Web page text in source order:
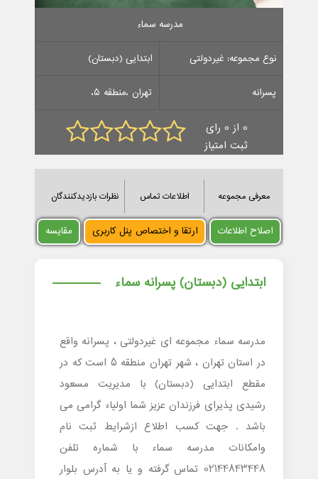
مدرسه سماء
نوع مجموعه: غیردولتی ابتدایی (دبستان)
پسرانه تهران ،منطقه 5،
0 از 0 رای
ثبت امتیاز
معرفی مجموعه اطلاعات تماس نظرات بازدیدکنندگان
اصلاح اطلاعات ارتقا و اختصاص پنل کاربری مقایسه
ابتدایی (دبستان) پسرانه سماء
مدرسه سماء مجموعه ای غیردولتی ، پسرانه واقع
در استان تهران ، شهر تهران منطقه 5 است که در
مقطع ابتدایی (دبستان) با مدیریت مسعود
رشیدی پذیرای فرزندان عزیز شما اولیاء گرامی می
باشد . جهت کسب اطلاع ازشرایط ثبت نام
وامکانات مدرسه سماء با شماره تلفن
02144843448 تماس گرفته و یا به آدرس بلوار